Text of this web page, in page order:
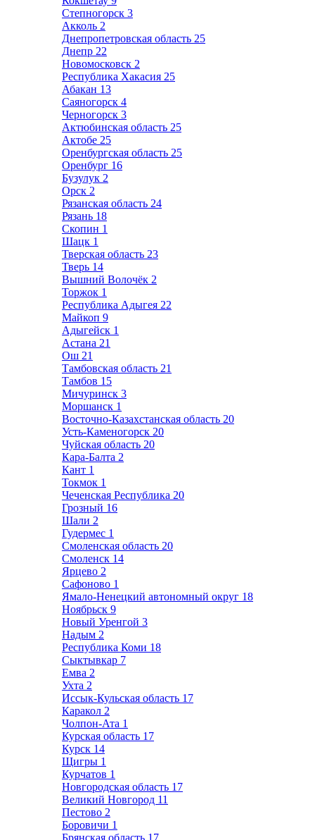
Степногорск 3
Акколь 2
Днепропетровская область 25
Днепр 22
Новомосковск 2
Республика Хакасия 25
Абакан 13
Саяногорск 4
Черногорск 3
Актюбинская область 25
Актобе 25
Оренбургская область 25
Оренбург 16
Бузулук 2
Орск 2
Рязанская область 24
Рязань 18
Скопин 1
Шацк 1
Тверская область 23
Тверь 14
Вышний Волочёк 2
Торжок 1
Республика Адыгея 22
Майкоп 9
Адыгейск 1
Астана 21
Ош 21
Тамбовская область 21
Тамбов 15
Мичуринск 3
Моршанск 1
Восточно-Казахстанская область 20
Усть-Каменогорск 20
Чуйская область 20
Кара-Балта 2
Кант 1
Токмок 1
Чеченская Республика 20
Грозный 16
Шали 2
Гудермес 1
Смоленская область 20
Смоленск 14
Ярцево 2
Сафоново 1
Ямало-Ненецкий автономный округ 18
Ноябрьск 9
Новый Уренгой 3
Надым 2
Республика Коми 18
Сыктывкар 7
Емва 2
Ухта 2
Иссык-Кульская область 17
Каракол 2
Чолпон-Ата 1
Курская область 17
Курск 14
Щигры 1
Курчатов 1
Новгородская область 17
Великий Новгород 11
Пестово 2
Боровичи 1
Брянская область 17